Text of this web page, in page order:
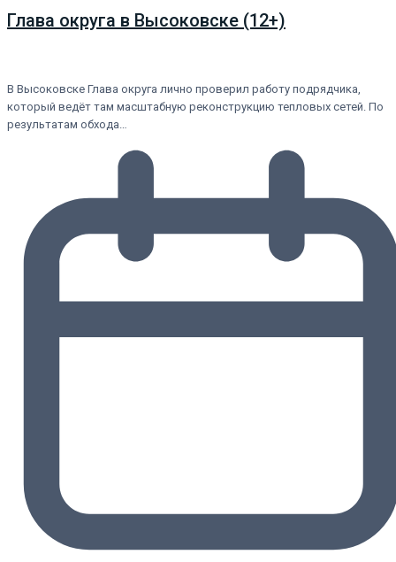
Глава округа в Высоковске (12+)
В Высоковске Глава округа лично проверил работу подрядчика,
который ведёт там масштабную реконструкцию тепловых сетей. По
результатам обхода…